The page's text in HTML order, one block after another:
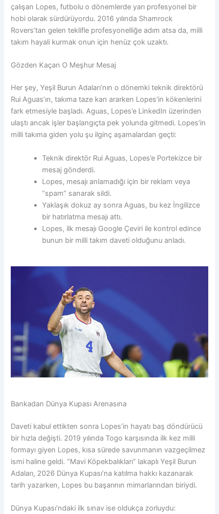
çalışan Lopes, futbolu o dönemlerde yarı profesyonel bir
hobi olarak sürdürüyordu. 2016 yılında Shamrock
Rovers’tan gelen teklifle profesyonelliğe adım atsa da, milli
takım hayali kurmak onun için henüz çok uzaktı.
Gözden Kaçan O Meşhur Mesaj
Her şey, Yeşil Burun Adaları’nın o dönemki teknik direktörü
Rui Aguas’ın, takıma taze kan ararken Lopes’in kökenlerini
fark etmesiyle başladı. Aguas, Lopes’e LinkedIn üzerinden
ulaştı ancak işler başlangıçta pek yolunda gitmedi. Lopes’in
milli takıma giden yolu şu ilginç aşamalardan geçti:
Teknik direktör Rui Aguas, Lopes’e Portekizce bir
mesaj gönderdi.
Lopes, mesajı anlamadığı için bir reklam veya
“spam” sanarak sildi.
Yaklaşık dokuz ay sonra Aguas, bu kez İngilizce
bir hatırlatma mesajı attı.
Lopes, ilk mesajı Google Çeviri ile kontrol edince
bunun bir milli takım daveti olduğunu anladı.
Bankadan Dünya Kupası Arenasına
Daveti kabul ettikten sonra Lopes’in hayatı baş döndürücü
bir hızla değişti. 2019 yılında Togo karşısında ilk kez milli
formayı giyen Lopes, kısa sürede savunmanın vazgeçilmez
ismi haline geldi. “Mavi Köpekbalıkları” lakaplı Yeşil Burun
Adaları, 2026 Dünya Kupası’na katılma hakkı kazanarak
tarih yazarken, Lopes bu başarının mimarlarından biriydi.
Dünya Kupası’ndaki ilk sınav ise oldukça zorluydu: